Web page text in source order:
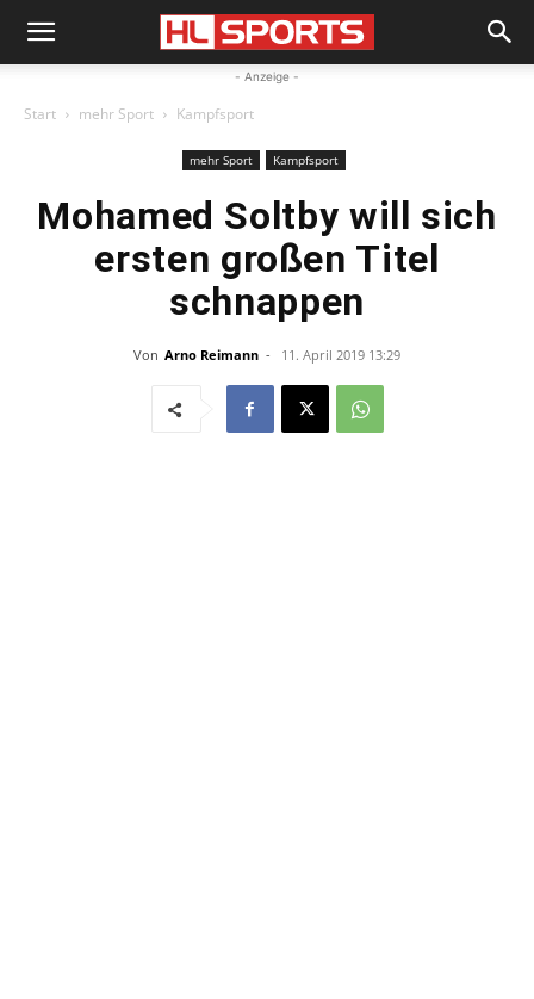
- Anzeige -
Start mehr Sport Kampfsport
mehr Sport Kampfsport
Mohamed Soltby will sich
ersten großen Titel
schnappen
Von Arno Reimann - 11. April 2019 13:29